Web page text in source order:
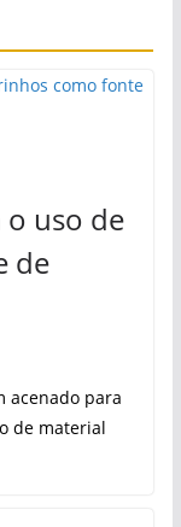
uso de
de
acenado para
de material